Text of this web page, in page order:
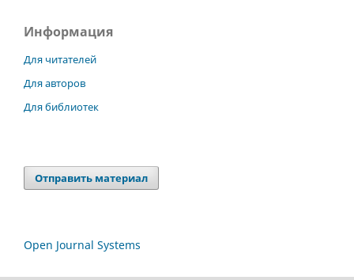
Информация
Для читателей
Для авторов
Для библиотек
Отправить материал
Open Journal Systems